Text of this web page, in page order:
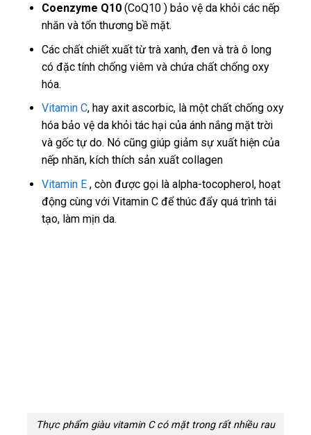
Coenzyme Q10(CoQ10 ) bảo vệ da khỏi các nếp
nhăn và tổn thương bề mặt.
Các chất chiết xuất từ ​​trà xanh, đen và trà ô long
có đặc tính chống viêm và chứa chất chống oxy
hóa.
Vitamin C, hay axit ascorbic, là một chất chống oxy
hóa bảo vệ da khỏi tác hại của ánh nắng mặt trời
và gốc tự do. Nó cũng giúp giảm sự xuất hiện của
nếp nhăn, kích thích sản xuất collagen
Vitamin E, còn được gọi là alpha-tocopherol, hoạt
động cùng với Vitamin C để thúc đẩy quá trình tái
tạo, làm mịn da.
Thực phẩm giàu vitamin C có mặt trong rất nhiều rau